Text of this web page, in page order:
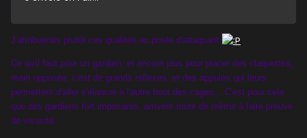
J'attribuerais plutôt ces qualités au poste d'attaquant
Ce qu'il faut pour un gardien, et encore plus pour placer des claquettes,
main opposée, c'est de grands réflexes, et des appuies qui leurs
permettent d'aller s'élancer à l'autre bout des cages... C'est pour cela
que des gardiens fort imposants, arrivent toute de même à faire preuve
de vivacité.